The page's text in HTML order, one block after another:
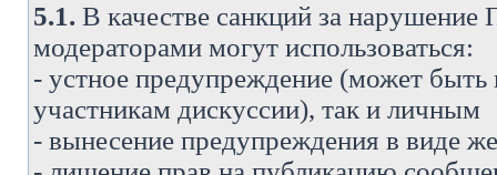
5.1. В качестве санкций за
модераторами могут использоваться:
- устное предупреждение (может
участникам дискуссии), так и личным
- вынесение предупреждения в виде